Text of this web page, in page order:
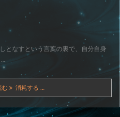
となすという言葉の裏で、自分自身
む 消耗する ...